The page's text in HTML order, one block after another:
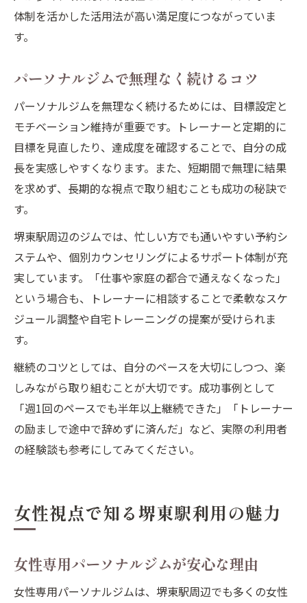
体制を活かした活用法が高い満足度につながっていま
す。
パーソナルジムで無理なく続けるコツ
パーソナルジムを無理なく続けるためには、目標設定と
モチベーション維持が重要です。トレーナーと定期的に
目標を見直したり、達成度を確認することで、自分の成
長を実感しやすくなります。また、短期間で無理に結果
を求めず、長期的な視点で取り組むことも成功の秘訣で
す。
堺東駅周辺のジムでは、忙しい方でも通いやすい予約シ
ステムや、個別カウンセリングによるサポート体制が充
実しています。「仕事や家庭の都合で通えなくなった」
という場合も、トレーナーに相談することで柔軟なスケ
ジュール調整や自宅トレーニングの提案が受けられま
す。
継続のコツとしては、自分のペースを大切にしつつ、楽
しみながら取り組むことが大切です。成功事例として
「週1回のペースでも半年以上継続できた」「トレーナー
の励ましで途中で辞めずに済んだ」など、実際の利用者
の経験談も参考にしてみてください。
女性視点で知る堺東駅利用の魅力
女性専用パーソナルジムが安心な理由
女性専用パーソナルジムは、堺東駅周辺でも多くの女性